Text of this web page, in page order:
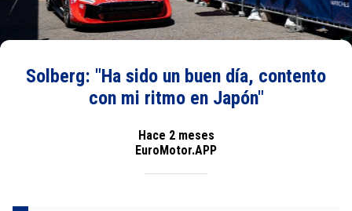
Solberg: "Ha sido un buen día, contento
con mi ritmo en Japón"
Hace 2 meses
EuroMotor.APP